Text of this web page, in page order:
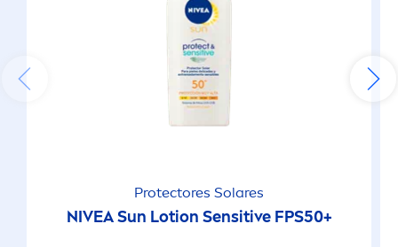
Protectores Solares
NIVEA Sun Lotion SensitiveFPS50+